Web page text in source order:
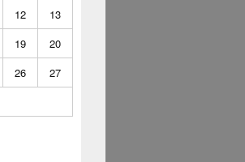
12
13
19
20
26
27